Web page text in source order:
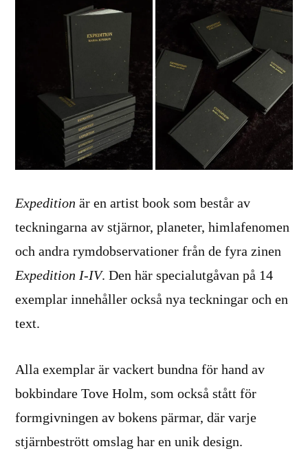
Expedition är en artist book som består av
teckningarna av stjärnor, planeter, himlafenomen
och andra rymdobservationer från de fyra zinen
Expedition I-IV. Den här specialutgåvan på 14
exemplar innehåller också nya teckningar och en
text.
Alla exemplar är vackert bundna för hand av
bokbindare Tove Holm, som också stått för
formgivningen av bokens pärmar, där varje
stjärnbestrött omslag har en unik design.